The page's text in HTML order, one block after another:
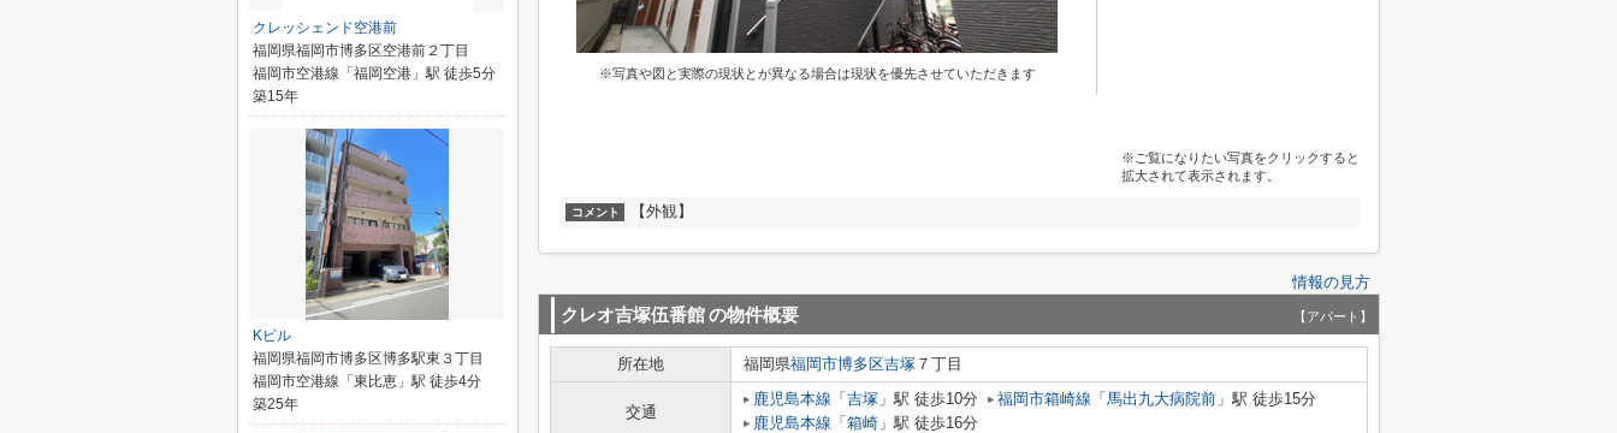
※写真や図と実際の現状とが異なる場合は現状を優先させていただきます
※ご覧になりたい写真をクリックすると
拡大されて表示されます。
コメント 【外観】
情報の見方
クレオ吉塚伍番館の物件概要 【アパート】
所在地 福岡県福岡市博多区吉塚 ７丁目
交通
鹿児島本線 「 吉塚 」駅 徒歩10分 福岡市箱崎線 「 馬出九大病院前 」駅 徒歩15分
鹿児島本線 「 箱崎 」駅 徒歩16分
クレッシェンド空港前
福岡県福岡市博多区空港前２丁目
福岡市空港線「福岡空港」駅 徒歩5分
築15年
Kビル
福岡県福岡市博多区博多駅東３丁目
福岡市空港線「東比恵」駅 徒歩4分
築25年